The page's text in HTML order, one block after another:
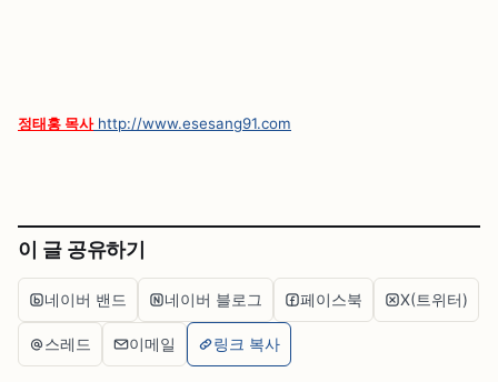
정태홍 목사http://www.esesang91.com
이 글 공유하기
네이버 밴드 네이버 블로그 페이스북 X(트위터)
스레드 이메일 링크 복사